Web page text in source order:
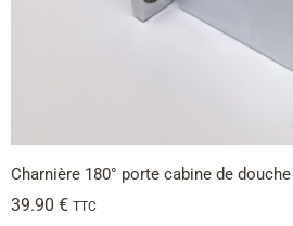
Charnière 180° porte cabine de
39.90 € TTC